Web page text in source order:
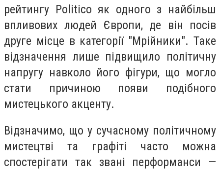
рейтингу Politico як одного з найбільш
впливових людей Європи, де він посів
друге місце в категорії "Мрійники". Таке
відзначення лише підвищило політичну
напругу навколо його фігури, що могло
стати причиною появи подібного
мистецького акценту.
Відзначимо, що у сучасному політичному
мистецтві та графіті часто можна
спостерігати так звані перформанси —